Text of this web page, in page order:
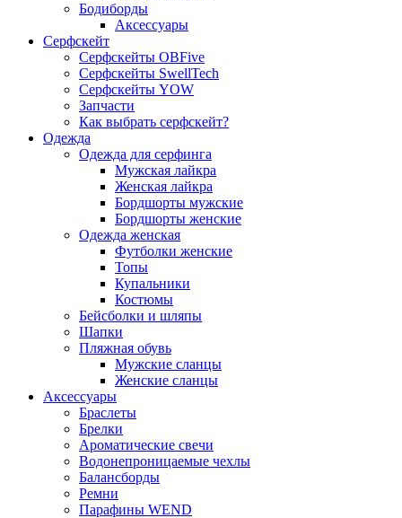
Бодиборды
Аксессуары
Серфскейт
Серфскейты OBFive
Серфскейты SwellTech
Серфскейты YOW
Запчасти
Как выбрать серфскейт?
Одежда
Одежда для серфинга
Мужская лайкра
Женская лайкра
Бордшорты мужские
Бордшорты женские
Одежда женская
Футболки женские
Топы
Купальники
Костюмы
Бейсболки и шляпы
Шапки
Пляжная обувь
Мужские сланцы
Женские сланцы
Аксессуары
Браслеты
Брелки
Ароматические свечи
Водонепроницаемые чехлы
Балансборды
Ремни
Парафины WEND